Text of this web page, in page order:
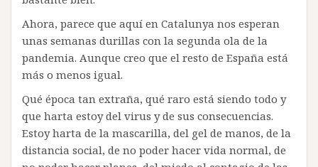
Ahora, parece que aquí en Catalunya nos esperan
unas semanas durillas con la segunda ola de la
pandemia. Aunque creo que el resto de España está
más o menos igual.
Qué época tan extraña, qué raro está siendo todo y
que harta estoy del virus y de sus consecuencias.
Estoy harta de la mascarilla, del gel de manos, de la
distancia social, de no poder hacer vida normal, de